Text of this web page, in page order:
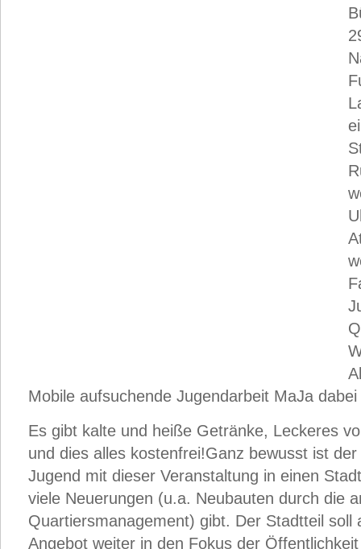
Mobile aufsuchende Jugendarbeit MaJa dabei
Es gibt kalte und heiße Getränke, Leckeres
und dies alles kostenfrei!Ganz bewusst ist
Jugend mit dieser Veranstaltung in einen
viele Neuerungen (u.a. Neubauten durch die
Quartiersmanagement) gibt. Der Stadtteil soll
Angebot weiter in den Fokus der